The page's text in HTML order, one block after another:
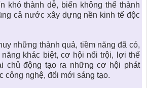
khó thành dễ, biến không thể thành
cả nước xây dựng nền kinh tế độc
những thành quả, tiềm năng đã có,
năng khác biệt, cơ hội nổi trội, lợi thế
chủ động tạo ra những cơ hội phát
công nghệ, đổi mới sáng tạo.